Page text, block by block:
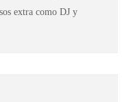
extra como DJ y